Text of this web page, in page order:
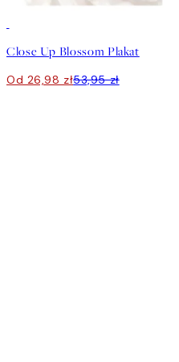
Close Up Blossom Plakat
Od 26,98 zł53,95 zł